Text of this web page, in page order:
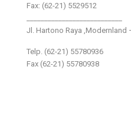
Fax: (62-21) 5529512
Jl. Hartono Raya ,Modernland
Telp. (62-21) 55780936
Fax (62-21) 55780938